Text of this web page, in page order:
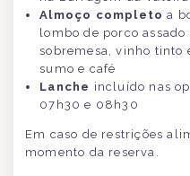
Almoço completo a
lombo de porco
sobremesa, vinho tinto
sumo e café
Lanche incluído nas
07h30 e 08h30
Em caso de restrições
momento da reserva.